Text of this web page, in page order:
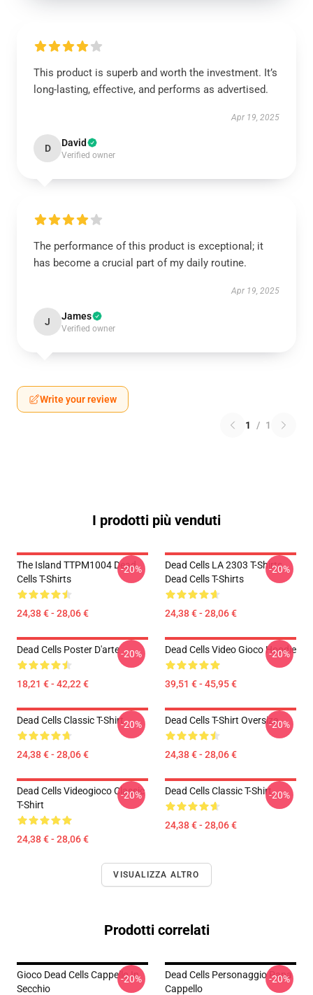
This product is superb and worth the investment. It’s
long-lasting, effective, and performs as advertised.
Apr 19, 2025
D David
Verified owner
The performance of this product is exceptional; it
has become a crucial part of my daily routine.
Apr 19, 2025
J James
Verified owner
Write your review
1 / 1
I prodotti più venduti
The Island TTPM1004 Dead
Cells T-Shirts
24,38 € - 28,06 €
-20%
Dead Cells LA 2303 T-Shirts
Dead Cells T-Shirts
24,38 € - 28,06 €
-20%
Dead Cells Poster D'arte
18,21 € - 42,22 €
-20% Dead Cells Video Gioco Hoodie
39,51 € - 45,95 €
-20%
Dead Cells Classic T-Shirt
24,38 € - 28,06 €
-20% Dead Cells T-Shirt Oversize
24,38 € - 28,06 €
-20%
Dead Cells Videogioco Classic
T-Shirt
24,38 € - 28,06 €
-20% Dead Cells Classic T-Shirt
24,38 € - 28,06 €
-20%
VISUALIZZA ALTRO
Prodotti correlati
Gioco Dead Cells Cappello In
Secchio
-20%
Dead Cells Personaggio Papa
Cappello
-20%